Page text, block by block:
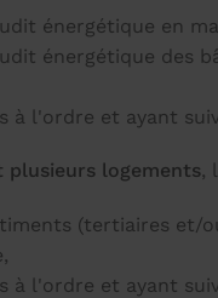
énergétique en
énergétique des
l'ordre et ayant
plusieurs logements,
(tertiaires et/
l'ordre et ayant